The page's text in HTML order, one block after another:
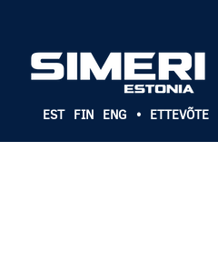
EST FIN ENG • ETTEVÕTE